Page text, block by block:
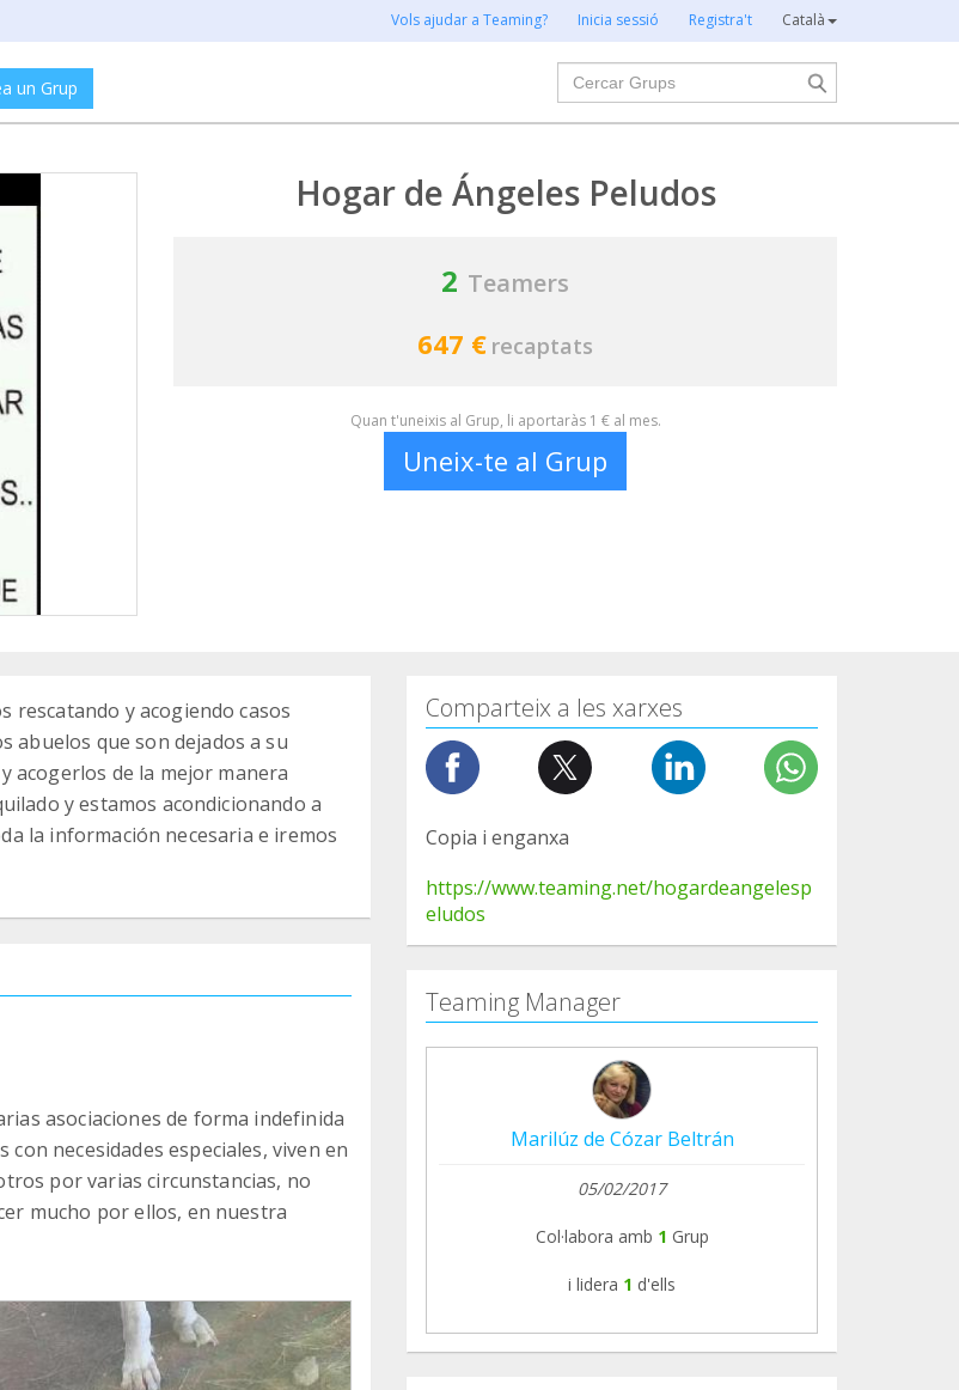
Vols ajudar a Teaming? Inicia sessió Registra't Català
un Grup
Cercar
Hogar de Ángeles Peludos
2 Teamers
647 € recaptats
Quan t'uneixis al Grup, li aportaràs 1 € al mes.
Uneix-te al Grup
rescatando y acogiendo casos
abuelos que son dejados a su
acogerlos de la mejor manera
y estamos acondicionando a
la información necesaria e iremos
asociaciones de forma indefinida
necesidades especiales, viven en
por varias circunstancias, no
mucho por ellos, en nuestra
Comparteix a les xarxes
Copia i enganxa
https://www.teaming.net/hogardeangelesp
eludos
Teaming Manager
Marilúz de Cózar Beltrán
05/02/2017
Col·labora amb 1 Grup
i lidera 1 d'ells